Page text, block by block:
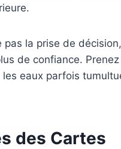
pas la prise de
de confiance.
eaux parfois
des Cartes